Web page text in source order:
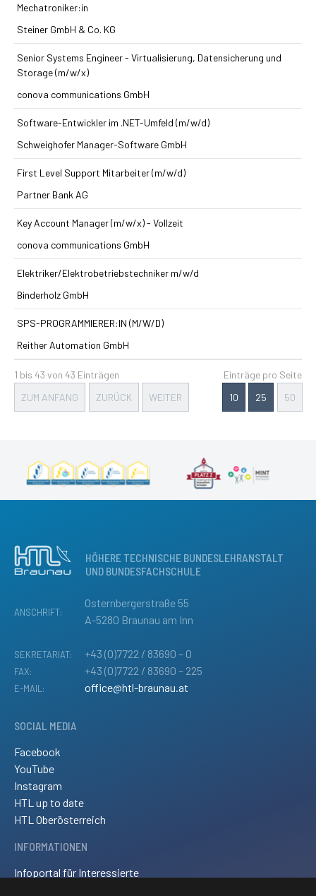
Mechatroniker:in
Steiner GmbH & Co. KG
Senior Systems Engineer - Virtualisierung, Datensicherung und
Storage (m/w/x)
conova communications GmbH
Software-Entwickler im .NET-Umfeld (m/w/d)
Schweighofer Manager-Software GmbH
First Level Support Mitarbeiter (m/w/d)
Partner Bank AG
Key Account Manager (m/w/x) - Vollzeit
conova communications GmbH
Elektriker/Elektrobetriebstechniker m/w/d
Binderholz GmbH
SPS-PROGRAMMIERER:IN (M/W/D)
Reither Automation GmbH
1 bis 43 von 43 Einträgen
ZUM ANFANG
ZURÜCK WEITER
Einträge pro Seite
10
25 50
HÖHERE TECHNISCHE BUNDESLEHRANSTALT
UND BUNDESFACHSCHULE
ANSCHRIFT:
Osternbergerstraße 55
A-5280 Braunau am Inn
SEKRETARIAT: +43 (0)7722 / 83690 – 0
FAX: +43 (0)7722 / 83690 – 225
E-MAIL: office@htl-braunau.at
SOCIAL MEDIA
Facebook
YouTube
Instagram
HTL up to date
HTL Oberösterreich
INFORMATIONEN
Infoportal für Interessierte